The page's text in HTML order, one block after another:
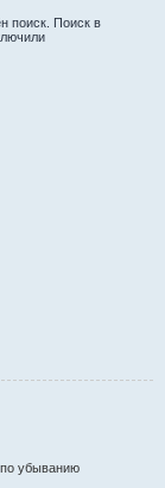
поиск. Поиск в
по убыванию